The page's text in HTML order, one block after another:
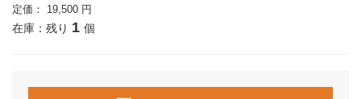
定価： 19,500 円
在庫：残り 1 個